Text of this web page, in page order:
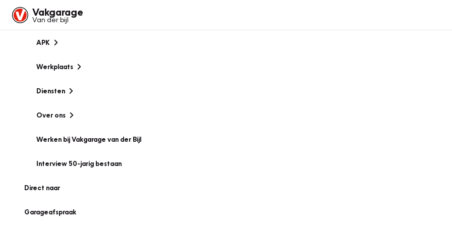
Vakgarage
Van der bijl
APK
Werkplaats
Diensten
Over ons
Werken bij Vakgarage van der Bijl
Interview 50-jarig bestaan
Direct naar
Garageafspraak